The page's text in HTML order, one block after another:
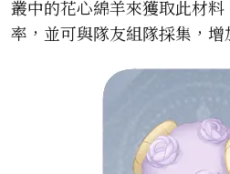
叢中的花心綿羊來獲取此材
率，並可與隊友組隊採集，增